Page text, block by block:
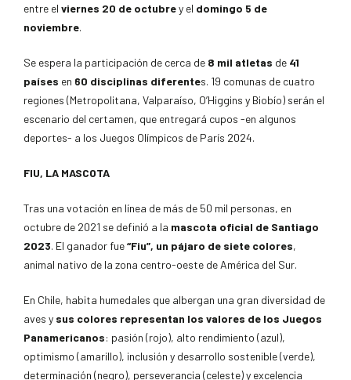
entre el viernes 20 de octubrey el domingo 5 de
noviembre.
Se espera la participación de cerca de 8 mil atletas de 41
países en 60 disciplinas diferentes. 19 comunas de cuatro
regiones (Metropolitana, Valparaíso, O’Higgins y Biobío) serán el
escenario del certamen, que entregará cupos -en algunos
deportes- a los Juegos Olímpicos de París 2024.
FIU, LA MASCOTA
Tras una votación en línea de más de 50 mil personas, en
octubre de 2021 se definió a la mascota oficial de Santiago
2023. El ganador fue“Fiu”, un pájaro de siete colores,
animal nativo de la zona centro-oeste de América del Sur.
En Chile, habita humedales que albergan una gran diversidad de
aves y sus colores representan los valores de los Juegos
Panamericanos: pasión (rojo), alto rendimiento (azul),
optimismo (amarillo), inclusión y desarrollo sostenible (verde),
determinación (negro), perseverancia (celeste) y excelencia